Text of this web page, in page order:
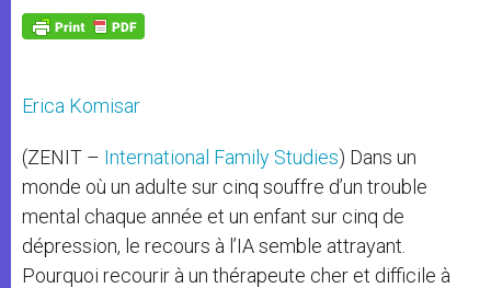
p
p
g
e
o
k
Erica Komisar
(ZENIT – International Family Studies) Dans un
monde où un adulte sur cinq souffre d’un trouble
mental chaque année et un enfant sur cinq de
dépression, le recours à l’IA semble attrayant.
Pourquoi recourir à un thérapeute cher et difficile à